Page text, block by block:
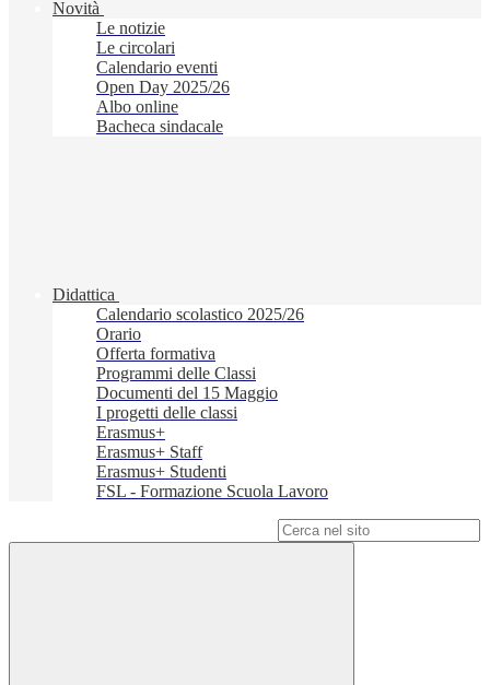
Novità
Le notizie
Le circolari
Calendario eventi
Open Day 2025/26
Albo online
Bacheca sindacale
Didattica
Calendario scolastico 2025/26
Orario
Offerta formativa
Programmi delle Classi
Documenti del 15 Maggio
I progetti delle classi
Erasmus+
Erasmus+ Staff
Erasmus+ Studenti
FSL - Formazione Scuola Lavoro